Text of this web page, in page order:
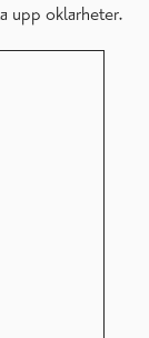
upp oklarheter.